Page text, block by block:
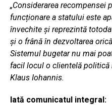
„Considerarea
funcționare a statului este
învechite și reprezintă
și o frână în dezvoltarea
Sistemul bugetar nu mai
facil locul o clientelă
Klaus Iohannis.
Iată comunicatul integral: